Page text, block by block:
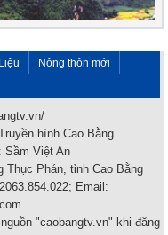
Nông thôn mới
hình Cao Bằng
Sầm Việt An
Phán, tỉnh Cao Bằng
Email:
"caobangtv.vn" khi đăng